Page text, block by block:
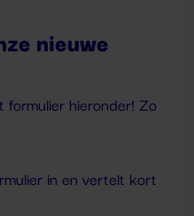
nieuwe
formulier hieronder! Zo
in en vertelt kort